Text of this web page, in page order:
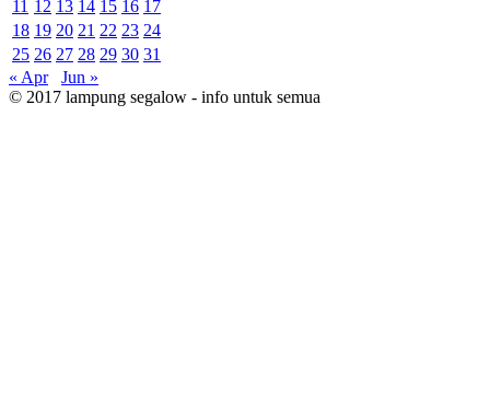
11 12 13 14 15 16 17
18 19 20 21 22 23 24
25 26 27 28 29 30 31
« Apr
Jun »
© 2017 lampung segalow - info untuk semua